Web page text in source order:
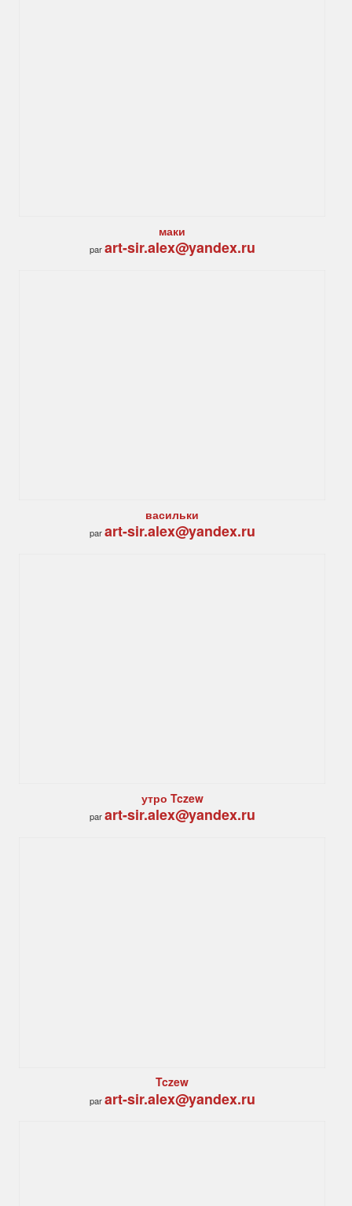
маки
parart-sir.alex@yandex.ru
васильки
parart-sir.alex@yandex.ru
утро Tczew
parart-sir.alex@yandex.ru
Tczew
parart-sir.alex@yandex.ru